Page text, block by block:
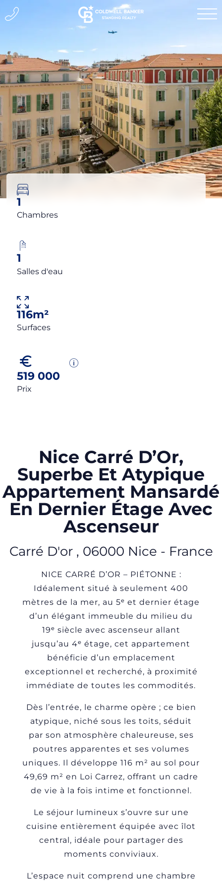
1
Chambres
1
Salles d'eau
116m²
Surfaces
519 000
Prix
Nice Carré D’Or,
Superbe Et Atypique
Appartement Mansardé
En Dernier Étage Avec
Ascenseur
Carré D'or, 06000 Nice - France
NICE CARRÉ D’OR – PIÉTONNE :
Idéalement situé à seulement 400
mètres de la mer, au 5ᵉ et dernier étage
d’un élégant immeuble du milieu du
19ᵉ siècle avec ascenseur allant
jusqu’au 4ᵉ étage, cet appartement
bénéficie d’un emplacement
exceptionnel et recherché, à proximité
immédiate de toutes les commodités.
Dès l’entrée, le charme opère ; ce bien
atypique, niché sous les toits, séduit
par son atmosphère chaleureuse, ses
poutres apparentes et ses volumes
uniques. Il développe 116 m² au sol pour
49,69 m² en Loi Carrez, offrant un cadre
de vie à la fois intime et fonctionnel.
Le séjour lumineux s’ouvre sur une
cuisine entièrement équipée avec îlot
central, idéale pour partager des
moments conviviaux.
L’espace nuit comprend une chambre